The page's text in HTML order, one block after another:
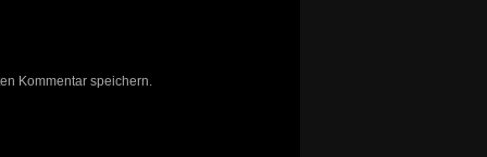
Kommentar speichern.